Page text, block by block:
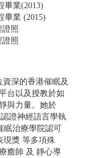
畢業(2013)
畢業 (2015)
證照
證照
深的香港催眠及
台以及授教於如
與力量。她於
證神經語言學執
眠治療學院認可
現獎 等多項殊
癒師 及 靜心導